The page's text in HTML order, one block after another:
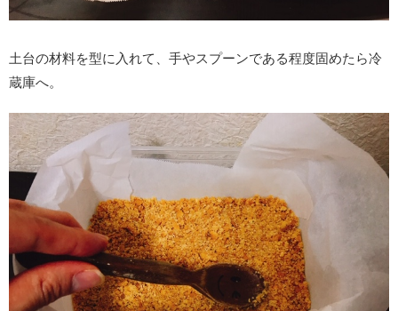
土台の材料を型に入れて、手やスプーンである程度固めたら冷
蔵庫へ。